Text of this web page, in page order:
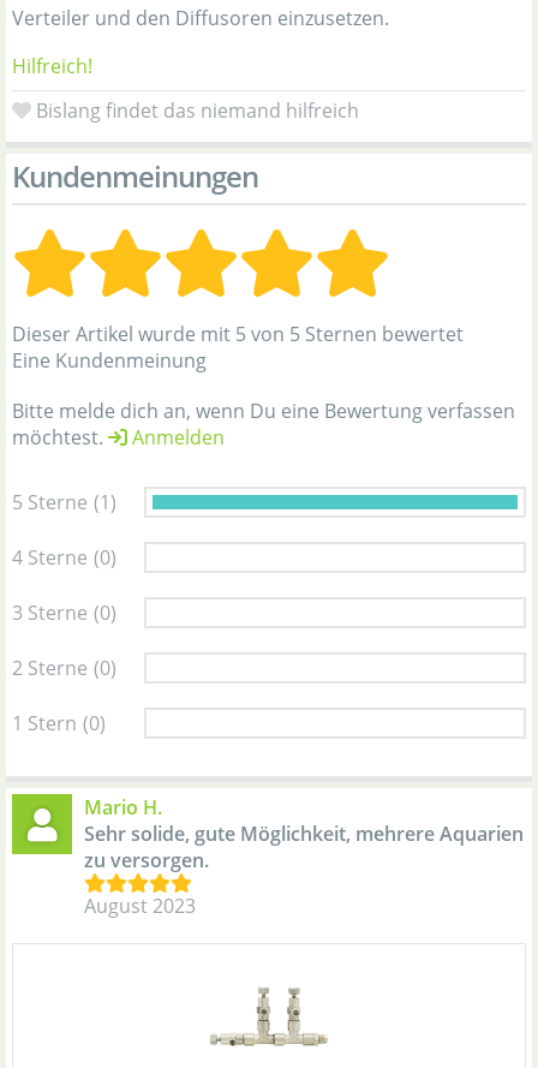
Verteiler und den Diffusoren einzusetzen.
Hilfreich!
Bislang findet das niemand hilfreich
Kundenmeinungen
Dieser Artikel wurde mit 5 von 5 Sternen bewertet
Eine Kundenmeinung
Bitte melde dich an, wenn Du eine Bewertung verfassen
möchtest.
Anmelden
5 Sterne (1)
4 Sterne (0)
3 Sterne (0)
2 Sterne (0)
1 Stern (0)
Mario H.
Sehr solide, gute Möglichkeit, mehrere Aquarien
zu versorgen.
August 2023